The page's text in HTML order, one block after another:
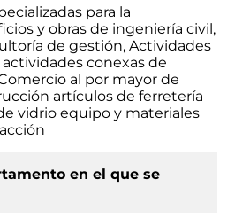
para la
y obras de ingeniería civil,
de gestión, Actividades
conexas de
al por mayor de
artículos de ferretería
vidrio equipo y materiales
en el que se